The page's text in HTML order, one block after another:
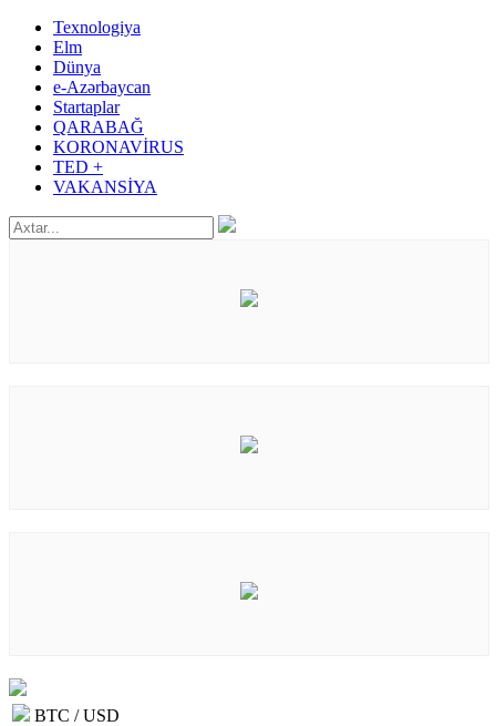
Texnologiya
Elm
Dünya
e-Azərbaycan
Startaplar
QARABAĞ
KORONAVİRUS
TED +
VAKANSİYA
BTC / USD